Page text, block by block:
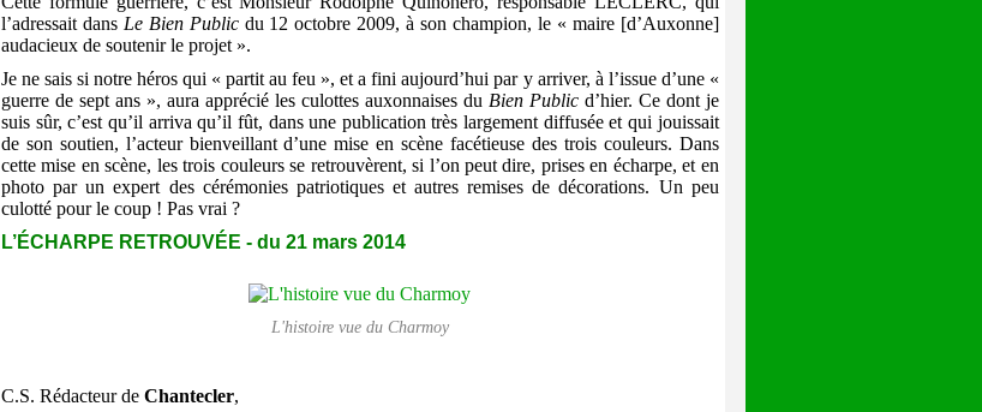
l’adressait dans Le Bien Public du 12 octobre 2009, à son champion, le « maire [d’Auxonne]
audacieux de soutenir le projet ».
Je ne sais si notre héros qui « partit au feu », et a fini aujourd’hui par y arriver, à l’issue d’une «
guerre de sept ans », aura apprécié les culottes auxonnaises du Bien Publicd’hier. Ce dont je
suis sûr, c’est qu’il arriva qu’il fût, dans une publication très largement diffusée et qui jouissait
de son soutien, l’acteur bienveillant d’une mise en scène facétieuse des trois couleurs. Dans
cette mise en scène, les trois couleurs se retrouvèrent, si l’on peut dire, prises en écharpe, et en
photo par un expert des cérémonies patriotiques et autres remises de décorations. Un peu
culotté pour le coup ! Pas vrai ?
L’ÉCHARPE RETROUVÉE - du 21 mars 2014
L'histoire vue du Charmoy
C.S. Rédacteur de Chantecler,